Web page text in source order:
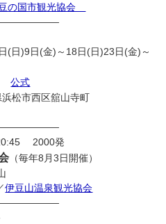
の国市観光協会
日)9日(金)～18日(日)23日(金)～
公式
松市西区舘山寺町
20:45 2000発
（毎年8月3日開催）
伊豆山温泉観光協会